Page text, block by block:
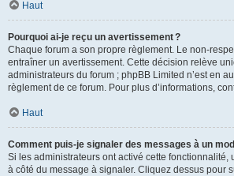
Haut
Pourquoi ai-je reçu un avertissement ?
Chaque forum a son propre règlement. Le non-
entraîner un avertissement. Cette décision relève
administrateurs du forum ; phpBB Limited n’est en
règlement de ce forum. Pour plus d’informations,
Haut
Comment puis-je signaler des messages à un
Si les administrateurs ont activé cette fonctionnalité,
à côté du message à signaler. Cliquez dessus pour